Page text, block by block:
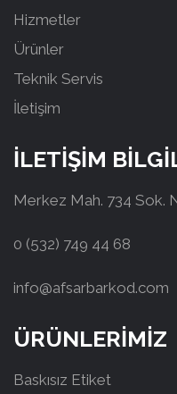
Hizmetler
Ürünler
Teknik Servis
İletişim
İLETİŞİM
Merkez Mah. 734 Sok.
0 (532) 749 44 68
info@afsarbarkod.com
ÜRÜNLERİMİZ
Baskısız Etiket